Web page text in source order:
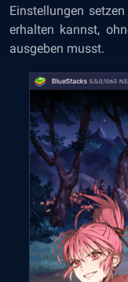
Einstellungen
erhalten kannst,
ausgeben musst.